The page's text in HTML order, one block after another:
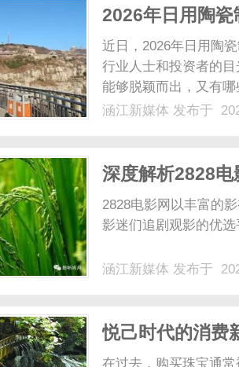
2026年日用陶
值得关注？
近日，2026年日用陶
行业人士和投资者的
能够脱颖而出，又有
探究。一、排名靠前
涵江新媒体 发布于
深度解析2828
台
2828电影网以丰富的
影迷们追剧观影的优
涵江新媒体 发布于
悦己时代的消费
饰自由”？
在过去，购买珠宝通